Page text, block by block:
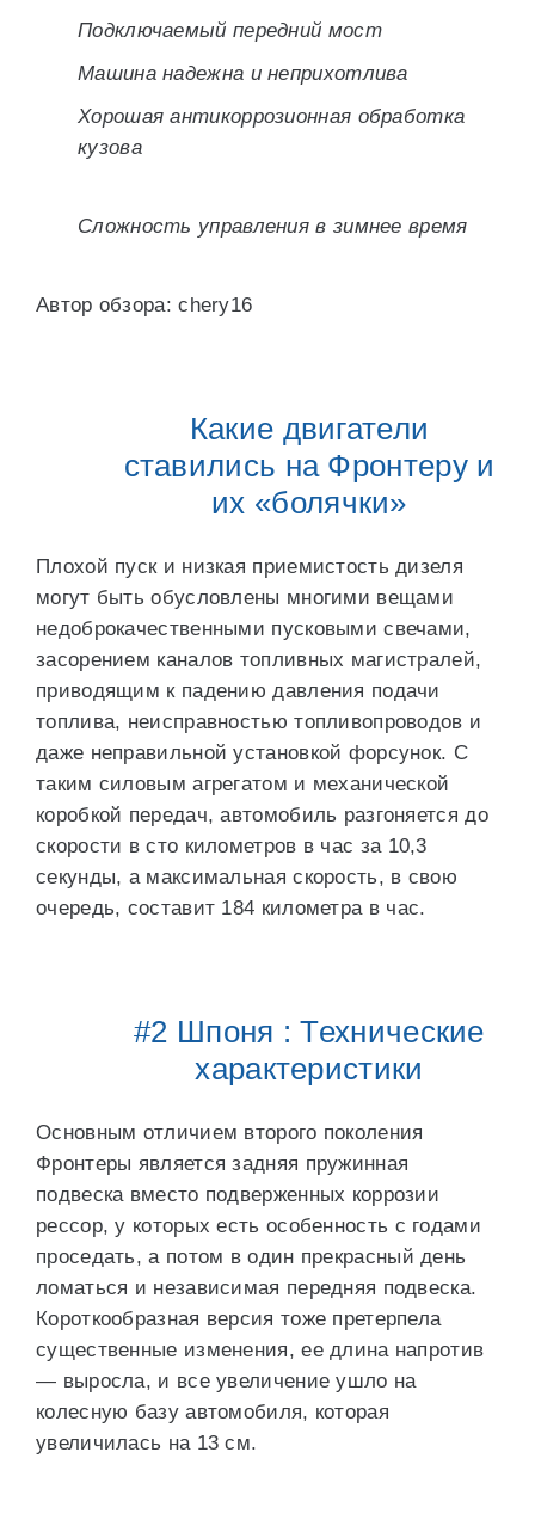
Подключаемый передний мост
Машина надежна и неприхотлива
Хорошая антикоррозионная обработка
кузова
Сложность управления в зимнее время
Автор обзора: chery16
Какие двигатели
ставились на Фронтеру и
их «болячки»
Плохой пуск и низкая приемистость дизеля
могут быть обусловлены многими вещами
недоброкачественными пусковыми свечами,
засорением каналов топливных магистралей,
приводящим к падению давления подачи
топлива, неисправностью топливопроводов и
даже неправильной установкой форсунок. С
таким силовым агрегатом и механической
коробкой передач, автомобиль разгоняется до
скорости в сто километров в час за 10,3
секунды, а максимальная скорость, в свою
очередь, составит 184 километра в час.
#2 Шпоня : Технические
характеристики
Основным отличием второго поколения
Фронтеры является задняя пружинная
подвеска вместо подверженных коррозии
рессор, у которых есть особенность с годами
проседать, а потом в один прекрасный день
ломаться и независимая передняя подвеска.
Короткообразная версия тоже претерпела
существенные изменения, ее длина напротив
— выросла, и все увеличение ушло на
колесную базу автомобиля, которая
увеличилась на 13 см.